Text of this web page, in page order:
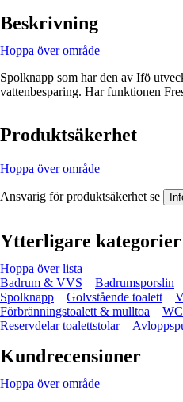
Beskrivning
Hoppa över område
Spolknapp som har den av Ifö
vattenbesparing. Har funktionen
Produktsäkerhet
Hoppa över område
Ansvarig för produktsäkerhet se
Ytterligare kategorier
Hoppa över lista
Badrum & VVS
Badrumsporslin
Spolknapp
Golvstående toalett
Förbränningstoalett & mulltoa
Reservdelar toalettstolar
Kundrecensioner
Hoppa över område